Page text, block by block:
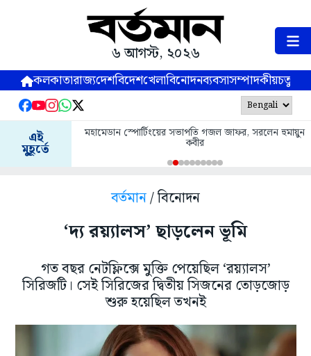
৬ আগস্ট, ২০২৬
কলকাতারাজ্যদেশবিদেশখেলাবিনোদনব্যবসাসম্পাদকীয়
এই
মুহূর্তে
মহামেডান স্পোর্টিংয়ের সভাপতি গজল জাফর, সরলেন হুমায়ুন
কবীর
বর্তমান/ বিনোদন
‘দ্য রয়্যালস’ ছাড়লেন ভূমি
গত বছর নেটফ্লিক্সে মুক্তি পেয়েছিল ‘রয়্যালস’
সিরিজটি। সেই সিরিজের দ্বিতীয় সিজনের তোড়জোড়
শুরু হয়েছিল তখনই